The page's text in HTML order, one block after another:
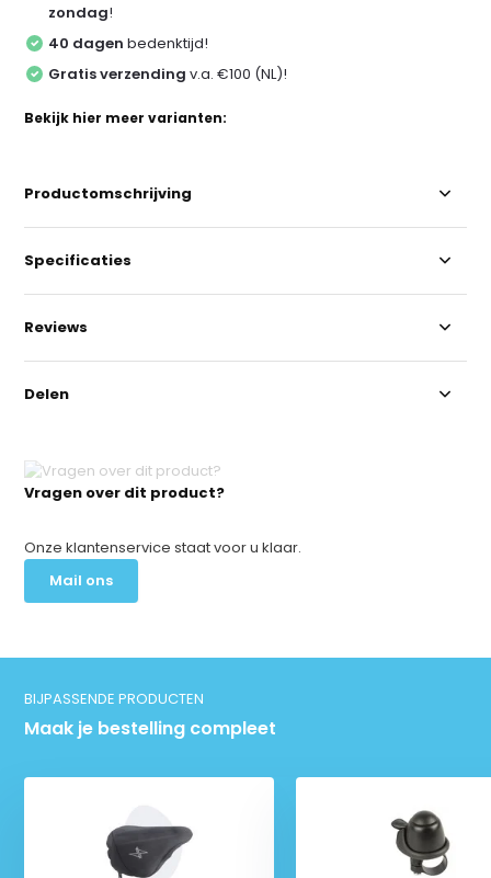
zondag!
40 dagen bedenktijd!
Gratis verzending v.a. €100 (NL)!
Bekijk hier meer varianten:
Vragen over dit product?
Onze klantenservice staat voor u klaar.
Mail ons
Productomschrijving
Specificaties
Reviews
Delen
BIJPASSENDE PRODUCTEN
Maak je bestelling compleet